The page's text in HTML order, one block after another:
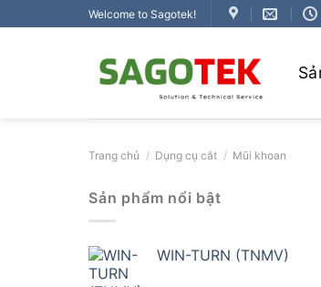
qua
Welcome to Sagotek!
Trang chủ / Dụng cụ cắt / Mũi khoan
Sản phẩm nổi bật
WIN-TURN (TNMV)